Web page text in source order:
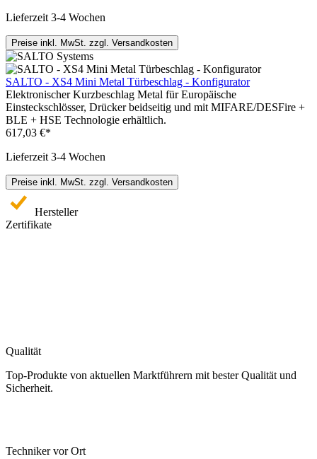
Lieferzeit 3-4 Wochen
Preise inkl. MwSt. zzgl. Versandkosten
SALTO - XS4 Mini Metal Türbeschlag - Konfigurator
Elektronischer Kurzbeschlag Metal für Europäische
Einsteckschlösser, Drücker beidseitig und mit MIFARE/DESFire +
BLE + HSE Technologie erhältlich.
617,03 €*
Lieferzeit 3-4 Wochen
Preise inkl. MwSt. zzgl. Versandkosten
Hersteller
Zertifikate
Qualität
Top-Produkte von aktuellen Marktführern mit bester Qualität und
Sicherheit.
Techniker vor Ort